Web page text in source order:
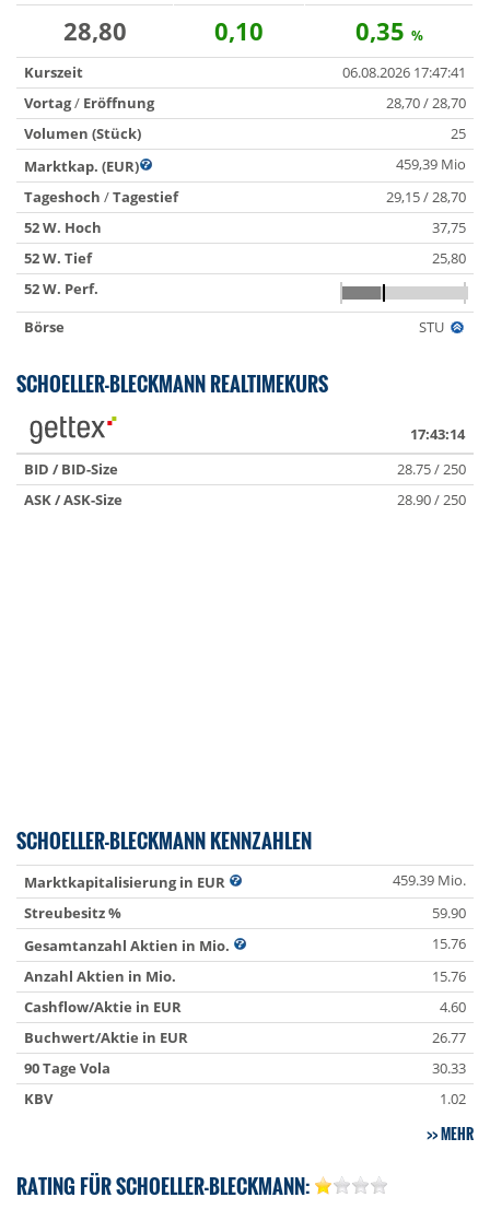
28,80 0,10 0,35 %
Kurszeit
06.08.2026 17:47:41
Vortag/ Eröffnung
28,70 / 28,70
Volumen (Stück)
25
Marktkap. (EUR)
459,39 Mio
Tageshoch /Tagestief
29,15 / 28,70
52 W. Hoch
37,75
52 W. Tief
25,80
52 W. Perf.
Börse
STU
SCHOELLER-BLECKMANN REALTIMEKURS
17:43:14
BID / BID-Size
28.75 / 250
ASK / ASK-Size
28.90 / 250
SCHOELLER-BLECKMANN KENNZAHLEN
Marktkapitalisierung in EUR
459.39 Mio.
Streubesitz %
59.90
Gesamtanzahl Aktien in Mio.
15.76
Anzahl Aktien in Mio.
15.76
Cashflow/Aktie in EUR
4.60
Buchwert/Aktie in EUR
26.77
90 Tage Vola
30.33
KBV
1.02
MEHR
RATING FÜR SCHOELLER-BLECKMANN: